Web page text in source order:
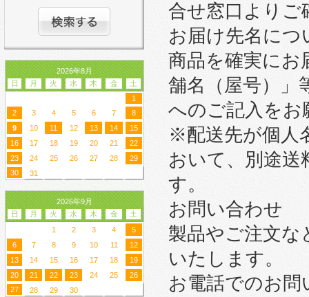
2026年8月
日
月 火 水 木 金
土
1
2
3 4 5 6 7
8
9
10 11 12 13 14
15
16
17 18 19 20 21
22
23
24 25 26 27 28
29
30
31
2026年9月
日
月 火 水 木 金
土
1
2 3 4
5
6
7 8 9 10 11
12
13
14 15 16 17 18
19
20
21 22 23 24 25
26
27
28 29 30
合せ窓口よりご
お届け先名につ
商品を確実にお
舗名（屋号）」
へのご記入をお
※配送先が個人
おいて、別途送
す。
お問い合わせ
製品やご注文な
いたします。
お電話でのお